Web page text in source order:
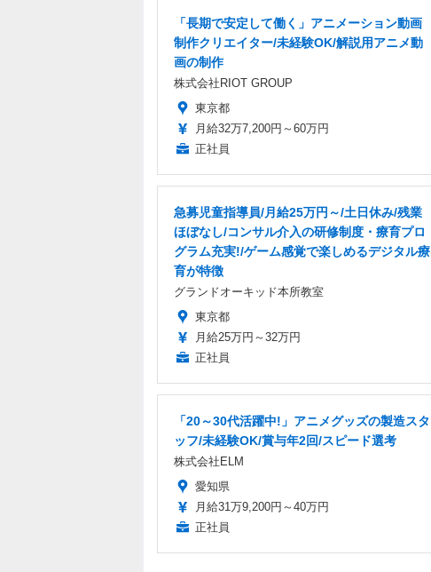
「長期で安定して働く」アニメーション動画
制作クリエイター/未経験OK/解説用アニメ動
画の制作
株式会社RIOT GROUP
東京都
月給32万7,200円～60万円
正社員
急募児童指導員/月給25万円～/土日休み/残業
ほぼなし/コンサル介入の研修制度・療育プロ
グラム充実!/ゲーム感覚で楽しめるデジタル療
育が特徴
グランドオーキッド本所教室
東京都
月給25万円～32万円
正社員
「20～30代活躍中!」アニメグッズの製造スタ
ッフ/未経験OK/賞与年2回/スピード選考
株式会社ELM
愛知県
月給31万9,200円～40万円
正社員